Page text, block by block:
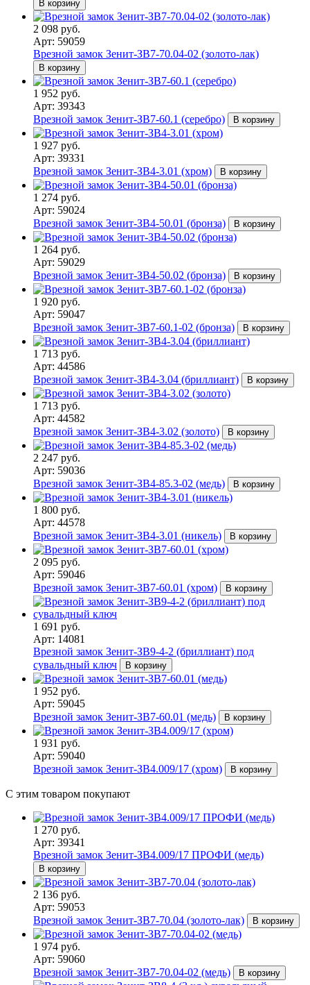
В корзину
2 098 руб.
Арт: 59059
Врезной замок Зенит-ЗВ7-70.04-02 (золото-лак)
В корзину
1 952 руб.
Арт: 39343
Врезной замок Зенит-ЗВ7-60.1 (серебро)
В корзину
1 927 руб.
Арт: 39331
Врезной замок Зенит-ЗВ4-3.01 (хром)
В корзину
1 274 руб.
Арт: 59024
Врезной замок Зенит-ЗВ4-50.01 (бронза)
В корзину
1 264 руб.
Арт: 59029
Врезной замок Зенит-ЗВ4-50.02 (бронза)
В корзину
1 920 руб.
Арт: 59047
Врезной замок Зенит-ЗВ7-60.1-02 (бронза)
В корзину
1 713 руб.
Арт: 44586
Врезной замок Зенит-ЗВ4-3.04 (бриллиант)
В корзину
1 713 руб.
Арт: 44582
Врезной замок Зенит-ЗВ4-3.02 (золото)
В корзину
2 247 руб.
Арт: 59036
Врезной замок Зенит-ЗВ4-85.3-02 (медь)
В корзину
1 800 руб.
Арт: 44578
Врезной замок Зенит-ЗВ4-3.01 (никель)
В корзину
2 095 руб.
Арт: 59046
Врезной замок Зенит-ЗВ7-60.01 (хром)
В корзину
1 691 руб.
Арт: 14081
Врезной замок Зенит-ЗВ9-4-2 (бриллиант) под
сувальдный ключ
В корзину
1 952 руб.
Арт: 59045
Врезной замок Зенит-ЗВ7-60.01 (медь)
В корзину
1 931 руб.
Арт: 59040
Врезной замок Зенит-ЗВ4.009/17 (хром)
В корзину
С этим товаром покупают
1 270 руб.
Арт: 39341
Врезной замок Зенит-ЗВ4.009/17 ПРОФИ (медь)
В корзину
2 136 руб.
Арт: 59053
Врезной замок Зенит-ЗВ7-70.04 (золото-лак)
В корзину
1 974 руб.
Арт: 59060
Врезной замок Зенит-ЗВ7-70.04-02 (медь)
В корзину